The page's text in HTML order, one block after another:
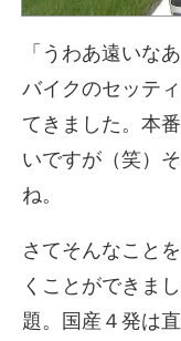
「うわあ遠いな
バイクのセッテ
てきました。本
いですが（笑）
ね。
さてそんなこと
くことができま
題。国産４発は